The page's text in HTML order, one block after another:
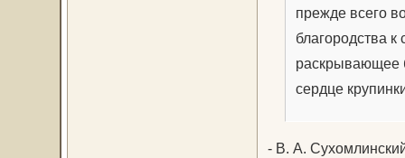
прежде всего
благородства
раскрывающее
сердце
- В. А.